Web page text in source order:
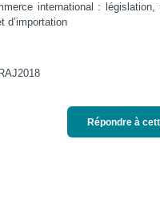
international :
d’importation
Répondre à